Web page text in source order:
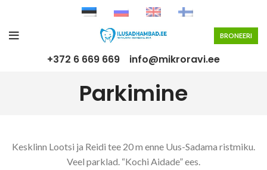
BRONEERI
+372 6 669 669 info@mikroravi.ee
Parkimine
Kesklinn Lootsi ja Reidi tee 20 m enne Uus-Sadama ristmiku.
Veel parklad. “Kochi Aidade” ees.